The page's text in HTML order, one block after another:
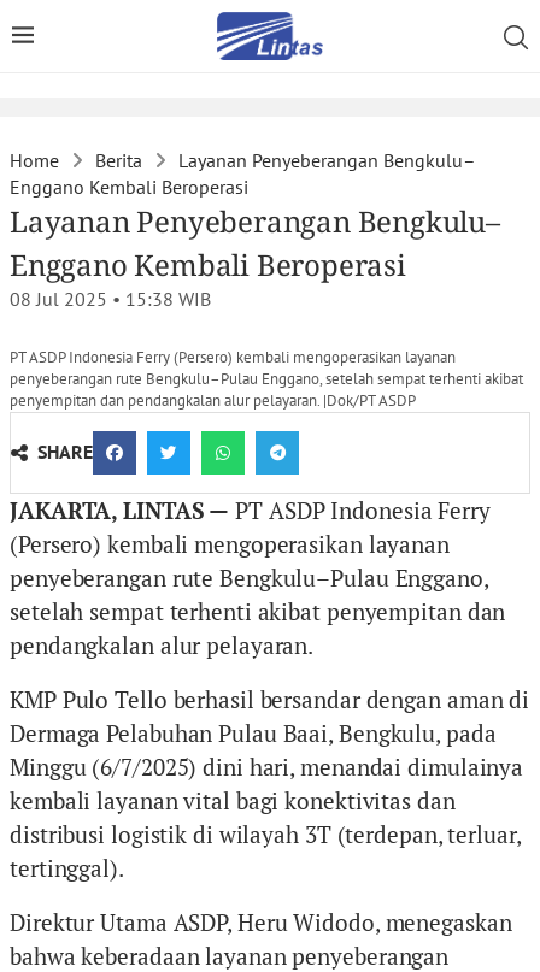
Home Berita
Layanan Penyeberangan Bengkulu–
Enggano Kembali Beroperasi
Layanan Penyeberangan Bengkulu–
Enggano Kembali Beroperasi
08 Jul 2025 • 15:38 WIB
PT ASDP Indonesia Ferry (Persero) kembali mengoperasikan layanan
penyeberangan rute Bengkulu–Pulau Enggano, setelah sempat terhenti akibat
penyempitan dan pendangkalan alur pelayaran. |Dok/PT ASDP
SHARE
JAKARTA, LINTAS — PT ASDP Indonesia Ferry
(Persero) kembali mengoperasikan layanan
penyeberangan rute Bengkulu–Pulau Enggano,
setelah sempat terhenti akibat penyempitan dan
pendangkalan alur pelayaran.
KMP Pulo Tello berhasil bersandar dengan aman di
Dermaga Pelabuhan Pulau Baai, Bengkulu, pada
Minggu (6/7/2025) dini hari, menandai dimulainya
kembali layanan vital bagi konektivitas dan
distribusi logistik di wilayah 3T (terdepan, terluar,
tertinggal).
Direktur Utama ASDP, Heru Widodo, menegaskan
bahwa keberadaan layanan penyeberangan